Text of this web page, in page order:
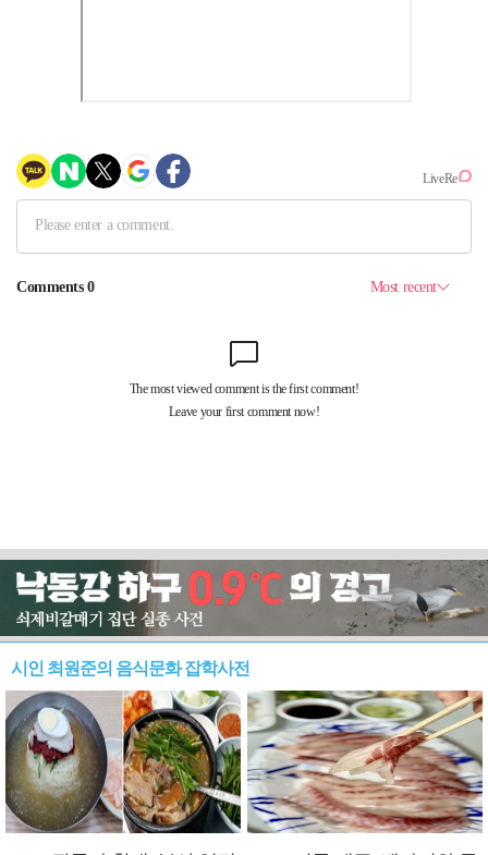
시인 최원준의 음식문화 잡학사전